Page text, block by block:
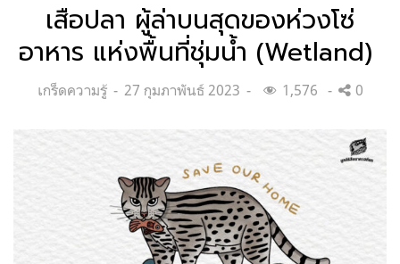
เสือปลา ผู้ล่าบนสุดของห่วงโซ่
อาหาร แห่งพื้นที่ชุ่มน้ำ (Wetland)
Categories:
เกร็ดความรู้
Posted
27 กุมภาพันธ์ 2023 1,576 0